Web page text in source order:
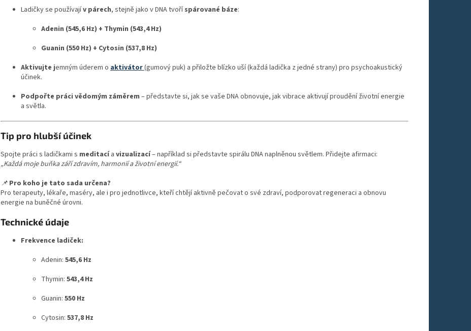
Ladičky se používajív párech, stejně jako v DNA tvoříspárované báze:
Adenin (545,6 Hz) + Thymin (543,4 Hz)
Guanin (550 Hz) + Cytosin (537,8 Hz)
Aktivujte jemným úderem o aktivátor(gumový puk) a přiložte blízko uší (každá ladička z jedné strany) pro psychoakustický
účinek.
Podpořte práci vědomým záměrem – představte si, jak se vaše DNA obnovuje, jak vibrace aktivují proudění životní energie
a světla.
Tip pro hlubší účinek
Spojte práci s ladičkami s meditacía vizualizací– například si představte spirálu DNA naplněnou světlem. Přidejte afirmaci:
„Každá moje buňka září zdravím, harmonií a životní energií.“
📌 Pro koho je tato sada určena?
Pro terapeuty, lékaře, maséry, ale i pro jednotlivce, kteří chtějí aktivně pečovat o své zdraví, podporovat regeneraci a obnovu
energie na buněčné úrovni.
Technické údaje
Frekvence ladiček:
Adenin: 545,6 Hz
Thymin: 543,4 Hz
Guanin: 550 Hz
Cytosin: 537,8 Hz